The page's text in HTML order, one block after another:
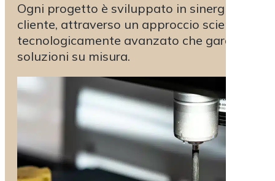
Ogni progetto è sviluppato in sinergia con il
cliente, attraverso un approccio scientifico e
tecnologicamente avanzato che garantisce
soluzioni su misura.